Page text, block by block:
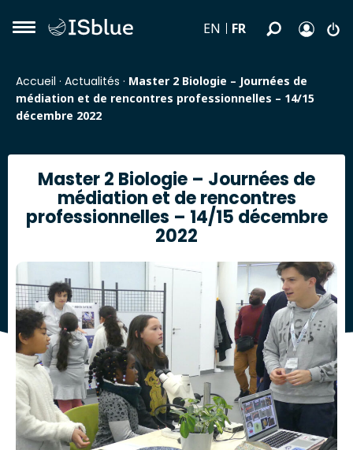
EN FR
Accueil · Actualités · Master 2 Biologie – Journées de
médiation et de rencontres professionnelles – 14/15
décembre 2022
Master 2 Biologie – Journées de
médiation et de rencontres
professionnelles – 14/15 décembre
2022